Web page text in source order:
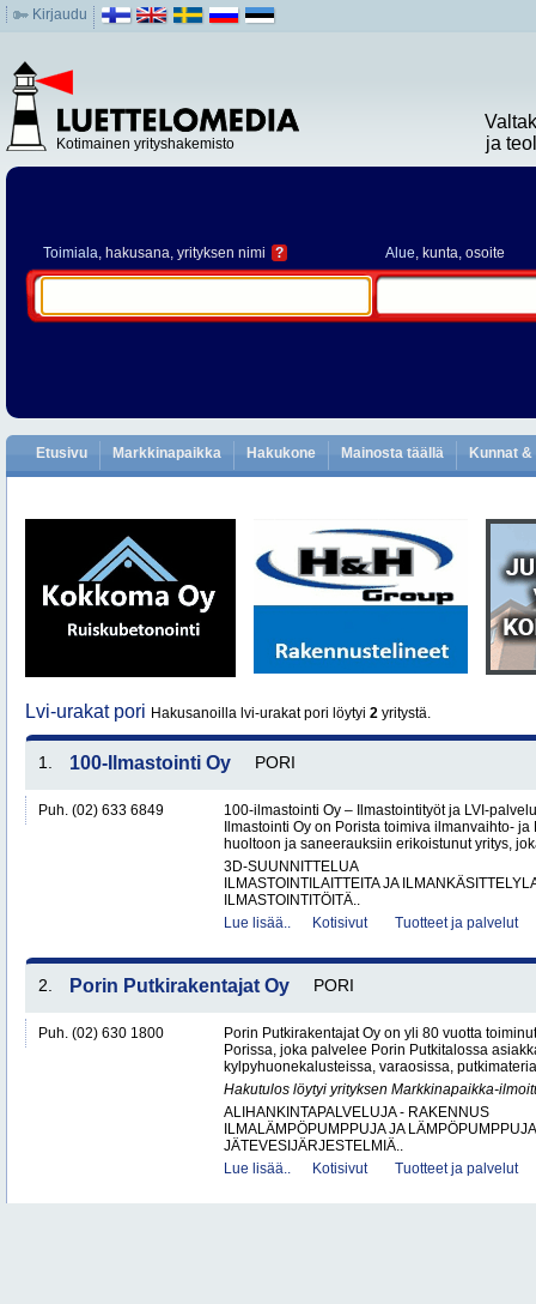
Kirjaudu
Kotimainen yrityshakemisto
ja
Toimiala, hakusana, yrityksen nimi ? Alue, kunta, osoite
Etusivu Markkinapaikka Hakukone Mainosta täällä Kunnat
Lvi-urakat pori Hakusanoilla lvi-urakat pori löytyi 2 yritystä.
1. 100-Ilmastointi Oy PORI
Puh. (02) 633 6849
100-ilmastointi Oy – Ilmastointityöt ja LVI-
Ilmastointi Oy on Porista toimiva ilmanvaihto-
huoltoon ja saneerauksiin erikoistunut yritys,
3D-SUUNNITTELUA
ILMASTOINTILAITTEITA JA
ILMASTOINTITÖITÄ..
Lue lisää..
Kotisivut Tuotteet ja palvelut
2. Porin Putkirakentajat Oy PORI
Puh. (02) 630 1800
Porin Putkirakentajat Oy on yli 80 vuotta
Porissa, joka palvelee Porin Putkitalossa
kylpyhuonekalusteissa, varaosissa,
Hakutulos löytyi yrityksen Markkinapaikka-
ALIHANKINTAPALVELUJA - RAKENNUS
ILMALÄMPÖPUMPPUJA JA LÄMPÖPUMPPUJA
JÄTEVESIJÄRJESTELMIÄ..
Lue lisää..
Kotisivut Tuotteet ja palvelut